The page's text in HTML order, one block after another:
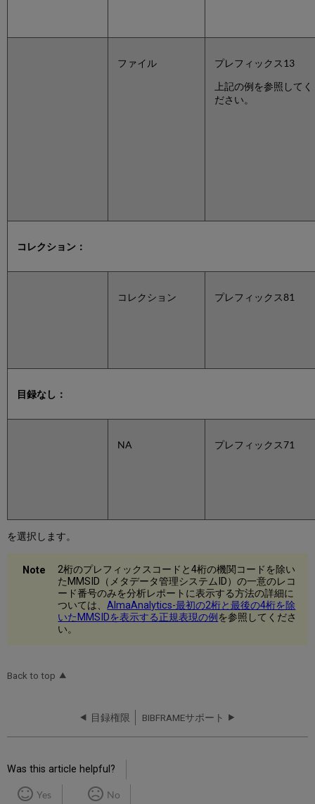
ファイル
プレフィックス13
上記の例を参照してく
ださい。
コレクション：
コレクション プレフィックス81
目録なし：
NA プレフィックス71
を選択します。
2桁のプレフィックスコードと4桁の機関コードを除い
たMMSID（メタデータ管理システムID）の一意のレコ
ード番号のみを分析レポートに表示する方法の詳細に
ついては、AlmaAnalytics-最初の2桁と最後の4桁を除
いたMMSIDを表示する正規表現の例 を参照してくださ
い。
Back to top
目録権限 BIBFRAMEサポート
Was this article helpful?
Yes No